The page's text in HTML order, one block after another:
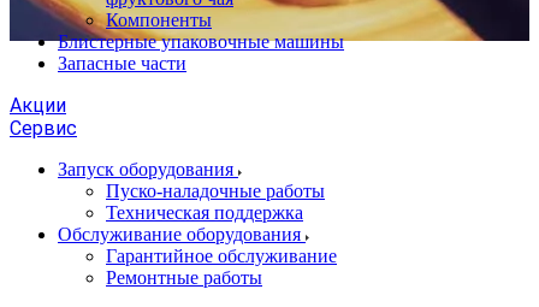
Компоненты
Блистерные упаковочные машины
Запасные части
Акции
Сервис
Запуск оборудования
Пуско-наладочные работы
Техническая поддержка
Обслуживание оборудования
Гарантийное обслуживание
Ремонтные работы